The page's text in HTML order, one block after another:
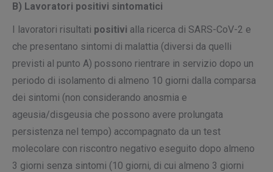
B) Lavoratori positivi sintomatici
I lavoratori risultati positivi alla ricerca di SARS-CoV-2 e
che presentano sintomi di malattia (diversi da quelli
previsti al punto A) possono rientrare in servizio dopo un
periodo di isolamento di almeno 10 giorni dalla comparsa
dei sintomi (non considerando anosmia e
ageusia/disgeusia che possono avere prolungata
persistenza nel tempo) accompagnato da un test
molecolare con riscontro negativo eseguito dopo almeno
3 giorni senza sintomi (10 giorni, di cui almeno 3 giorni